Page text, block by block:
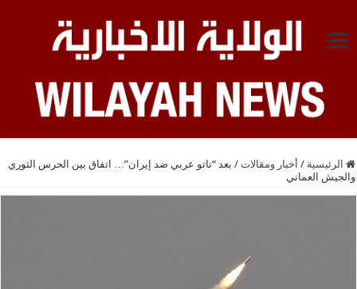
الرئيسية / أخبار ومقالات / بعد “ناتو عربي ضد إيران”… اتفاق بين الحرس الثوري
والجيش العماني